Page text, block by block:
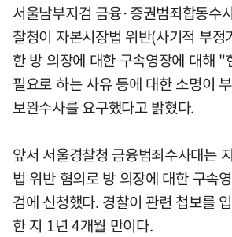
서울남부지검 금융·증권범죄합동수
찰청이 자본시장법 위반(사기적 부정
한 방 의장에 대한 구속영장에 대해 "
필요로 하는 사유 등에 대한 소명이
보완수사를 요구했다고 밝혔다.
앞서 서울경찰청 금융범죄수사대는
법 위반 혐의로 방 의장에 대한 구속
검에 신청했다. 경찰이 관련 첩보를
한 지 1년 4개월 만이다.